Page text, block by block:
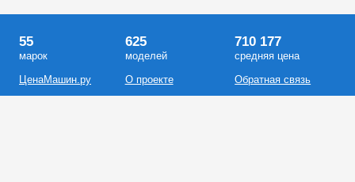
55
марок
ЦенаМашин.ру
625
моделей
О проекте
710 177
средняя цена
Обратная связь